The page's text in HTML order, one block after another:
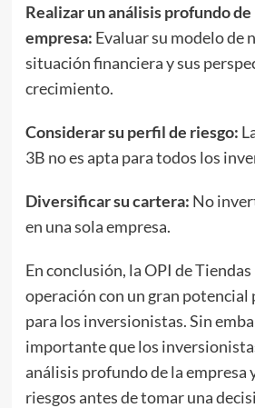
Realizar un análisis profundo de
empresa: Evaluar su modelo de
situación financiera y sus
crecimiento.
Considerar su perfil de riesgo:
3B no es apta para todos los
Diversificar su cartera: No
en una sola empresa.
En conclusión, la OPI de Tiendas
operación con un gran potencial
para los inversionistas. Sin
importante que los
análisis profundo de la empresa
riesgos antes de tomar una